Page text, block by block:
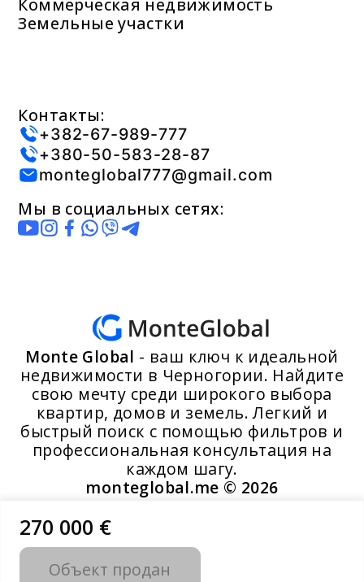
270 000 €
Объект продан
Коммерческая недвижимость
Земельные участки
Контакты:
+382-67-989-777
+380-50-583-28-87
monteglobal777@gmail.com
Мы в социальных сетях:
Monte Global - ваш ключ к идеальной
недвижимости в Черногории. Найдите
свою мечту среди широкого выбора
квартир, домов и земель. Легкий и
быстрый поиск с помощью фильтров и
профессиональная консультация на
каждом шагу.
monteglobal.me © 2026
Разработано MoosYo LLC